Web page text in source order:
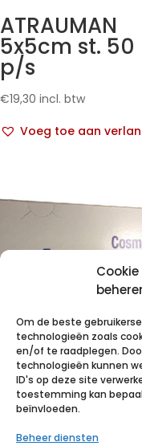
Om de beste
technologieën zoals
en/of te raadplegen.
technologieën kunnen
ID's op deze site
toestemming kan
beïnvloeden.
Beheer diensten
ATRAUMAN
5x5cm st. 50
p/s
€19,30 incl. btw
Voeg toe aan
COSMOPOR E
latexfree
25x10cm 25